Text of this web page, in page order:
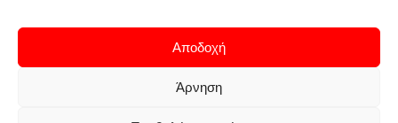
Αποδοχή
Άρνηση